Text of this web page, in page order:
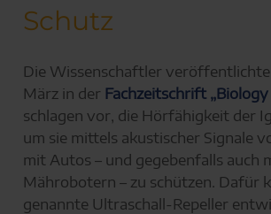
Schutz
Die Wissenschaftler
März in der Fachzeitschrift
schlagen vor, die Hörfähigkeit der
um sie mittels akustischer Signale
mit Autos – und gegebenfalls auch
Mährobotern – zu schützen. Dafür
genannte Ultraschall-Repeller